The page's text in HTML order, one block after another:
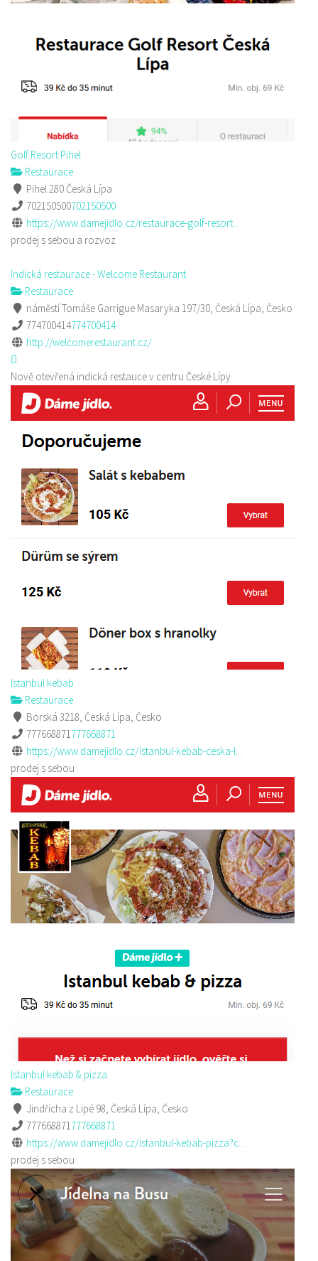
Golf Resort Pihel
Restaurace
Pihel 280 Česká Lípa
702150500702150500
https://www.damejidlo.cz/restaurace-golf-resort...
prodej s sebou a rozvoz
Indická restaurace - Welcome Restaurant
Restaurace
náměstí Tomáše Garrigue Masaryka 197/30, Česká Lípa, Česko
774700414774700414
http://welcomerestaurant.cz/
Nově otevřená indická restauce v centru České Lípy
Istanbul kebab
Restaurace
Borská 3218, Česká Lípa, Česko
777668871777668871
https://www.damejidlo.cz/istanbul-kebab-ceska-l...
prodej s sebou
Istanbul kebab & pizza
Restaurace
Jindřicha z Lipé 98, Česká Lípa, Česko
777668871777668871
https://www.damejidlo.cz/istanbul-kebab-pizza?c...
prodej s sebou